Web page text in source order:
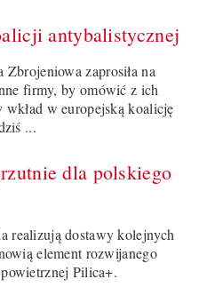
antybalistycznej
Zbrojeniowa zaprosiła na
firmy, by omówić z ich
w europejską koalicję
...
dla polskiego
realizują dostawy kolejnych
element rozwijanego
Pilica+.